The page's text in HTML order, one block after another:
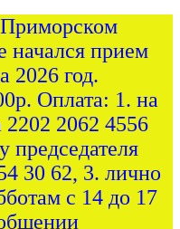
Приморском
начался прием
2026 год.
Оплата: 1. на
2202 2062 4556
председателя
30 62, 3. лично
с 14 до 17